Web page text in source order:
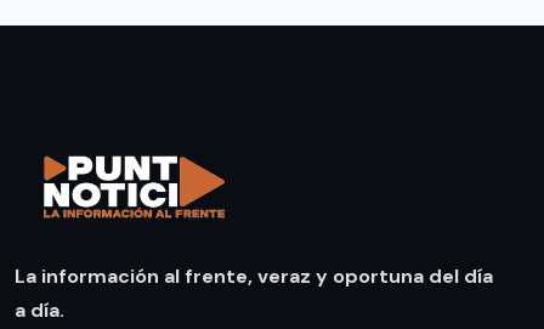
La información al frente, veraz y oportuna del día
a día.